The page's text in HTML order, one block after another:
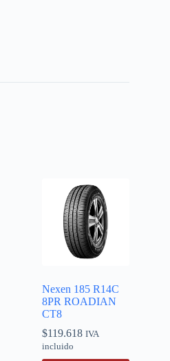
Nexen 185 R14C
8PR ROADIAN
CT8
$119.618 IVA
incluido